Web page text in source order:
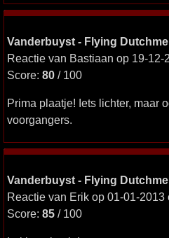
Vanderbuyst - Flying
Reactie van Bastiaan op 19-12-
Score: 80 / 100
Prima plaatje! Iets lichter, maar
voorgangers.
Vanderbuyst - Flying
Reactie van Erik op 01-01-2013
Score: 85 / 100